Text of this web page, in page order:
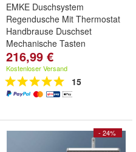
EMKE Duschsystem
Regendusche Mit Thermostat
Handbrause Duschset
Mechanische Tasten
216,99 €
Kostenloser Versand
15
- 24%